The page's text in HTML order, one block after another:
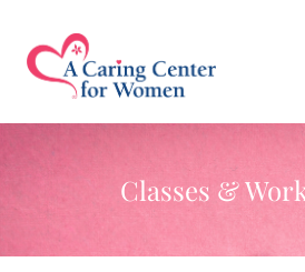
Classes &